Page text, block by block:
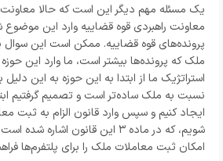
یک مسئله مهم دیگر این است که حالا
معاونت راهبردی قوه قضاییه وارد این
پرونده‌های قوه قضاییه. ممکن است این سوال
ملک که پرونده‌ها بیشتر است، ما وارد این
استراتژیک ما از ابتدا به این حوزه به این
نسبت به ملک ساده‌تر است و تصمیم گرفتیم
ایجاد کنیم و سپس وارد قانون الزام به ثبت
شویم، که در ماده ۳ این قانون
امکان ثبت معاملات ملک را برای پلتفرم‌ها